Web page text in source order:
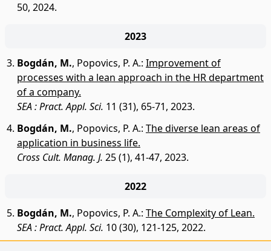
50, 2024.
2023
Bogdán, M., Popovics, P. A.: Improvement of
processes with a lean approach in the HR department
of a company.
SEA : Pract. Appl. Sci. 11 (31), 65-71, 2023.
Bogdán, M., Popovics, P. A.: The diverse lean areas of
application in business life.
Cross Cult. Manag. J. 25 (1), 41-47, 2023.
2022
Bogdán, M., Popovics, P. A.: The Complexity of Lean.
SEA : Pract. Appl. Sci. 10 (30), 121-125, 2022.